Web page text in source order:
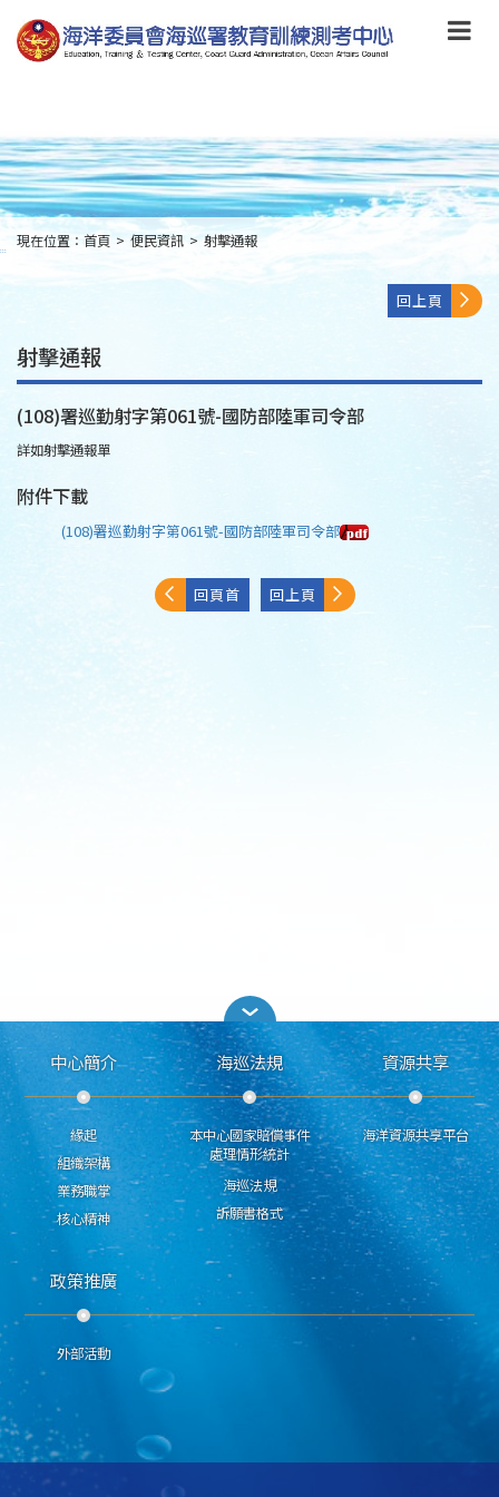
到
主
要
to
main
content
:::
現在位置： 首頁 > 便民資訊 > 射擊通報
回上頁
射擊通報
(108)署巡勤射字第061號-國防部陸軍司令部
詳如射擊通報單
附件下載
(108)署巡勤射字第061號-國防部陸軍司令部
回頁首 回上頁
中心簡介
緣起
組織架構
業務職掌
核心精神
海巡法規
本中心國家賠償事件
處理情形統計
海巡法規
訴願書格式
資源共享
海洋資源共享平台
政策推廣
外部活動